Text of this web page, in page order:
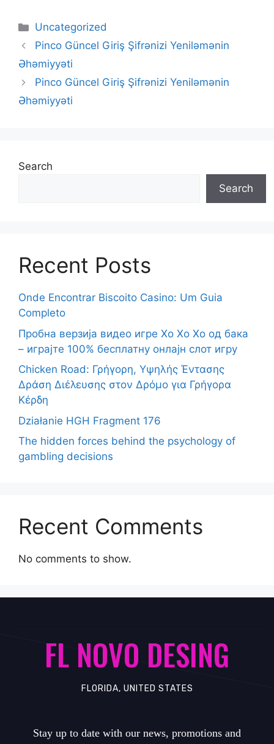
Uncategorized
Pinco Güncel Giriş Şifrənizi Yeniləmənin
Əhəmiyyəti
Pinco Güncel Giriş Şifrənizi Yeniləmənin
Əhəmiyyəti
Search
Search
Recent Posts
Onde Encontrar Biscoito Casino: Um Guia
Completo
Пробна верзија видео игре Хо Хо Хо од бака
– играјте 100% бесплатну онлајн слот игру
Chicken Road: Γρήγορη, Υψηλής Έντασης
Δράση Διέλευσης στον Δρόμο για Γρήγορα
Κέρδη
Działanie HGH Fragment 176
The hidden forces behind the psychology of
gambling decisions
Recent Comments
No comments to show.
FL NOVO DESING
FLORIDA, UNITED STATES
Stay up to date with our news, promotions and